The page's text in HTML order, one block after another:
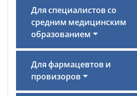
Для специалистов со
средним медицинским
образованием
Для фармацевтов и
провизоров